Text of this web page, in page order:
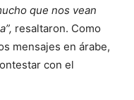
que nos vean
resaltaron. Como
mensajes en árabe,
con el